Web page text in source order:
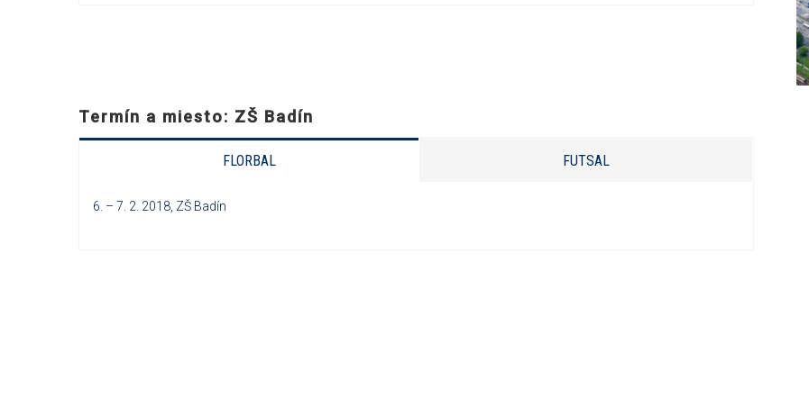
Termín a miesto: ZŠ Badín
FLORBAL FUTSAL
6. – 7. 2. 2018, ZŠ Badín